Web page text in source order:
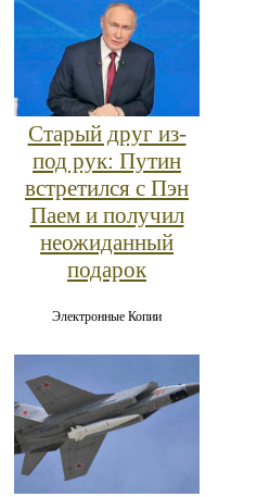
Старый друг из-
под рук: Путин
встретился с Пэн
Паем и получил
неожиданный
подарок
Электронные Копии